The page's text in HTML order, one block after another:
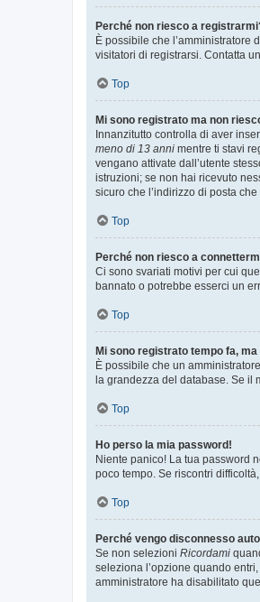
Perché non riesco a
È possibile che l’amministratore
visitatori di registrarsi. Contatta
Top
Mi sono registrato ma non
Innanzitutto controlla di aver
meno di 13 anni mentre ti stavi
vengano attivate dall’utente
istruzioni; se non hai ricevuto
sicuro che l’indirizzo di posta
Top
Perché non riesco a
Ci sono svariati motivi per cui
bannato o potrebbe esserci un
Top
Mi sono registrato tempo fa,
È possibile che un
la grandezza del database. Se il
Top
Ho perso la mia password!
Niente panico! La tua password
poco tempo. Se riscontri difficoltà,
Top
Perché vengo disconnesso
Se non selezioni Ricordami
seleziona l’opzione quando
amministratore ha disabilitato